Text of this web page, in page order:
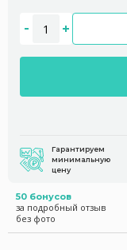
Гарантируем
минимальную
цену
50 бонусов
за подробный отзыв
без фото